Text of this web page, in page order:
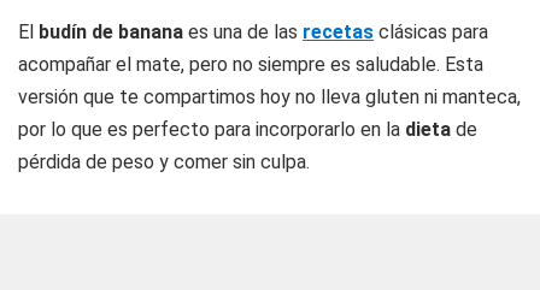
El budín de banana es una de las recetas clásicas para
acompañar el mate, pero no siempre es saludable. Esta
versión que te compartimos hoy no lleva gluten ni manteca,
por lo que es perfecto para incorporarlo en la dieta de
pérdida de peso y comer sin culpa.